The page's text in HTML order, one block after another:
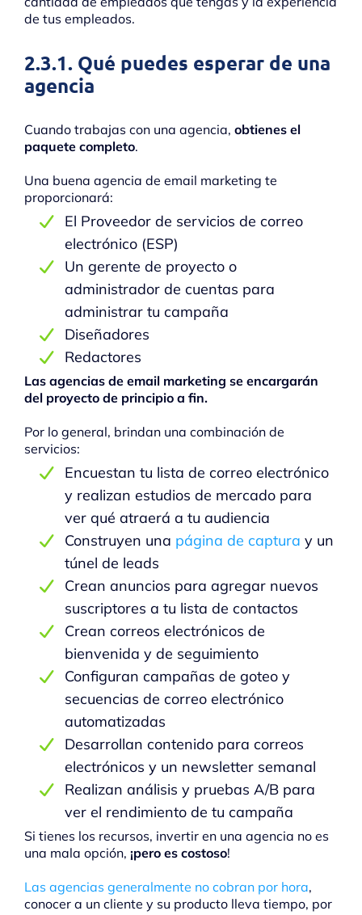
de tus empleados.
2.3.1. Qué puedes esperar de una
agencia
Cuando trabajas con una agencia, obtienes el
paquete completo.
Una buena agencia de email marketing te
proporcionará:
El Proveedor de servicios de correo
electrónico (ESP)
Un gerente de proyecto o
administrador de cuentas para
administrar tu campaña
Diseñadores
Redactores
Las agencias de email marketing se encargarán
del proyecto de principio a fin.
Por lo general, brindan una combinación de
servicios:
Encuestan tu lista de correo electrónico
y realizan estudios de mercado para
ver qué atraerá a tu audiencia
Construyen una página de captura y un
túnel de leads
Crean anuncios para agregar nuevos
suscriptores a tu lista de contactos
Crean correos electrónicos de
bienvenida y de seguimiento
Configuran campañas de goteo y
secuencias de correo electrónico
automatizadas
Desarrollan contenido para correos
electrónicos y un newsletter semanal
Realizan análisis y pruebas A/B para
ver el rendimiento de tu campaña
Si tienes los recursos, invertir en una agencia no es
una mala opción, ¡pero es costoso!
Las agencias generalmente no cobran por hora,
conocer a un cliente y su producto lleva tiempo, por